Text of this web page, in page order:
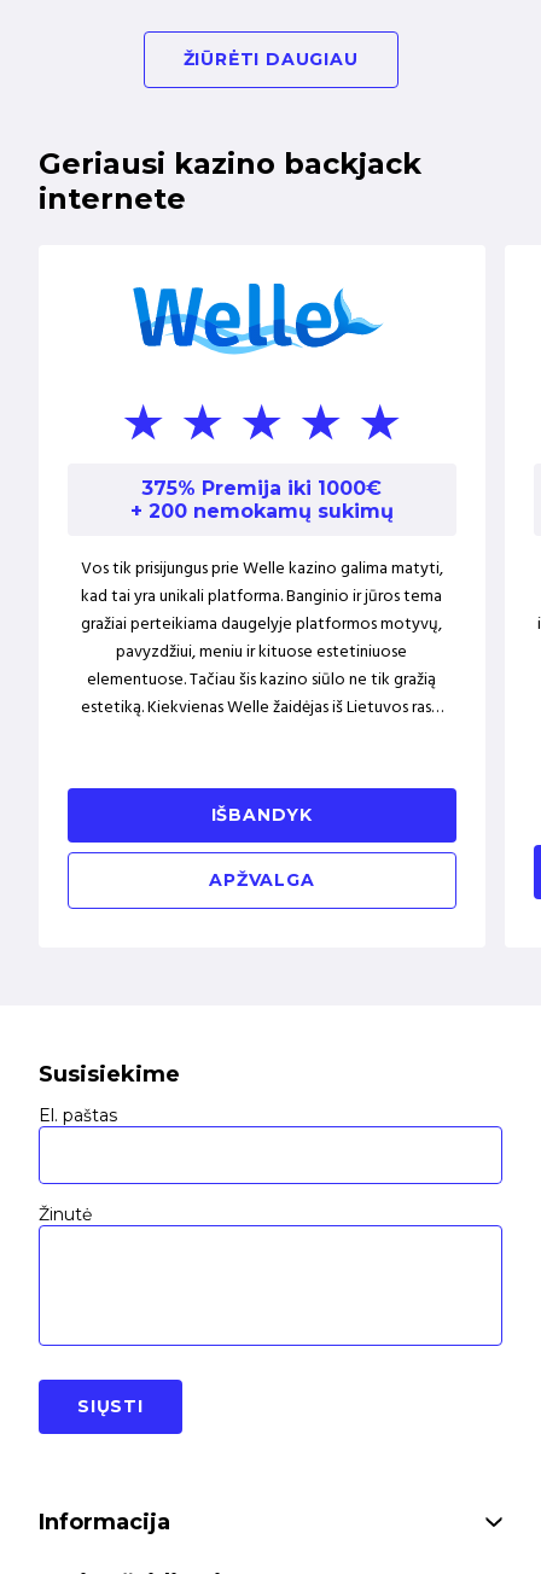
ŽIŪRĖTI DAUGIAU
Geriausi kazino backjack
internete
375% Premija iki 1000€
+ 200 nemokamų sukimų
Vos tik prisijungus prie Welle kazino galima matyti,
kad tai yra unikali platforma. Banginio ir jūros tema
gražiai perteikiama daugelyje platformos motyvų,
pavyzdžiui, meniu ir kituose estetiniuose
elementuose. Tačiau šis kazino siūlo ne tik gražią
estetiką. Kiekvienas Welle žaidėjas iš Lietuvos ras…
IŠBANDYK
APŽVALGA
Informacija
Susisiekime
El. paštas
Žinutė
SIŲSTI